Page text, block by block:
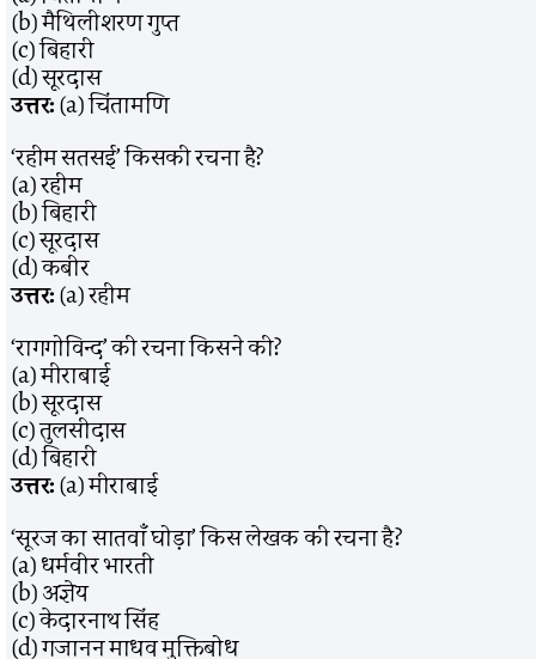
(b) मैथिलीशरण गुप्त
(c) बिहारी
(d) सूरदास
उत्तर:(a) चिंतामणि
‘रहीम सतसई’ किसकी रचना है?
(a) रहीम
(b) बिहारी
(c) सूरदास
(d) कबीर
उत्तर:(a) रहीम
‘रागगोविन्द’ की रचना किसने की?
(a) मीराबाई
(b) सूरदास
(c) तुलसीदास
(d) बिहारी
उत्तर:(a) मीराबाई
‘सूरज का सातवाँ घोड़ा’ किस लेखक की रचना है?
(a) धर्मवीर भारती
(b) अज्ञेय
(c) केदारनाथ सिंह
(d) गजानन माधव मुक्तिबोध